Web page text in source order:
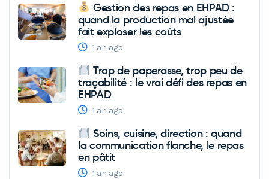
Gestion des repas en EHPAD :
quand la production mal ajustée
fait exploser les coûts
1 an ago
Trop de paperasse, trop peu de
traçabilité : le vrai défi des repas en
EHPAD
1 an ago
Soins, cuisine, direction : quand
la communication flanche, le repas
en pâtit
1 an ago